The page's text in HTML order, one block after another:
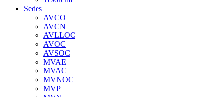
Sedes
AVCO
AVCN
AVLLOC
AVOC
AVSOC
MVAE
MVAC
MVNOC
MVP